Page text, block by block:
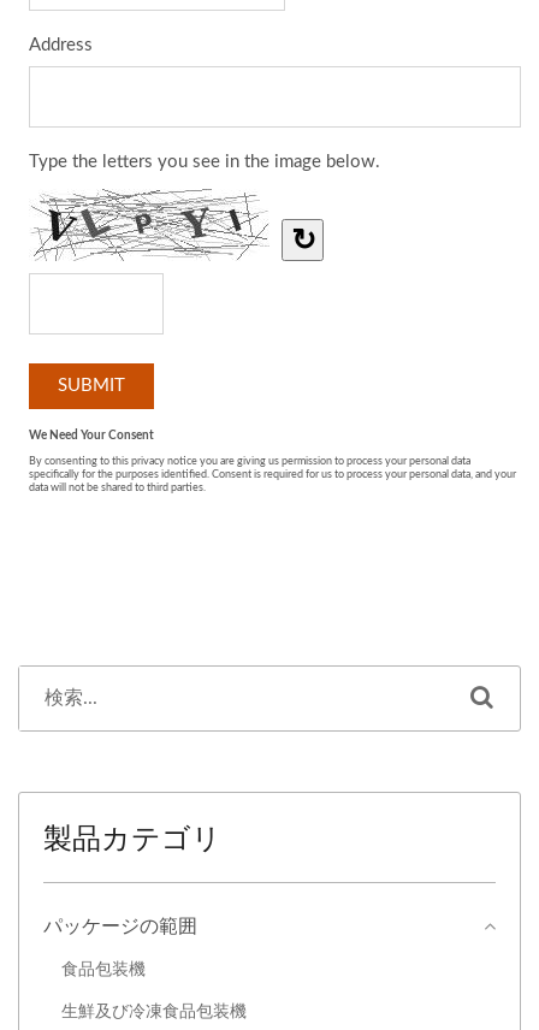
製品カテゴリ
パッケージの範囲
食品包装機
生鮮及び冷凍食品包装機